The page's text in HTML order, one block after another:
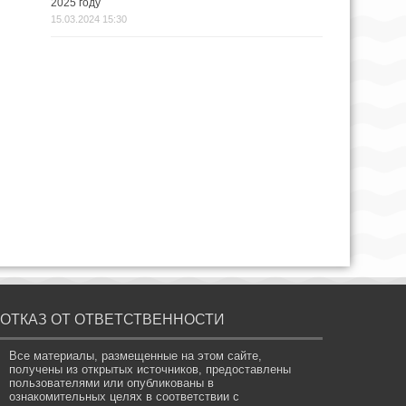
2025 году
15.03.2024 15:30
ОТКАЗ ОТ ОТВЕТСТВЕННОСТИ
Все материалы, размещенные на этом сайте,
получены из открытых источников, предоставлены
пользователями или опубликованы в
ознакомительных целях в соответствии с